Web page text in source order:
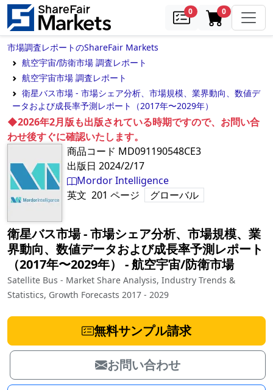
0samples0in cart
市場調査レポートのShareFair Markets
航空宇宙/防衛市場 調査レポート
航空宇宙市場 調査レポート
衛星バス市場 - 市場シェア分析、市場規模、業界動向、数値デ
ータおよび成長率予測レポート（2017年〜2029年）
◆2026年2月版も出版されている時期ですので、お問い合
わせ後すぐに確認いたします。
商品コード MD091190548CE3
出版日 2024/2/17
Mordor Intelligence
英文 201 ページ グローバル
衛星バス市場 - 市場シェア分析、市場規模、業
界動向、数値データおよび成長率予測レポート
（2017年〜2029年）
‐航空宇宙/防衛市場
Satellite Bus - Market Share Analysis, Industry Trends &
Statistics, Growth Forecasts 2017 - 2029
無料サンプル請求
お問い合わせ